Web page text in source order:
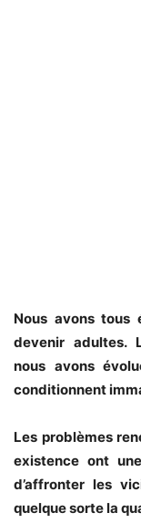
Nous avons
devenir adultes.
nous avons
conditionnent
Les problèmes
existence ont
d’affronter les
quelque sorte la